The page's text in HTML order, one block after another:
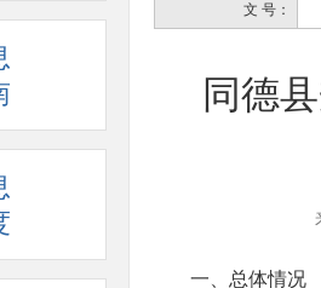
文 号：
同德
一、总体情况